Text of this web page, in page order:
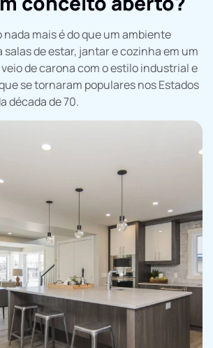
mais é do que um ambiente
de estar, jantar e cozinha em um
de carona com o estilo industrial e
se tornaram populares nos Estados
década de 70.